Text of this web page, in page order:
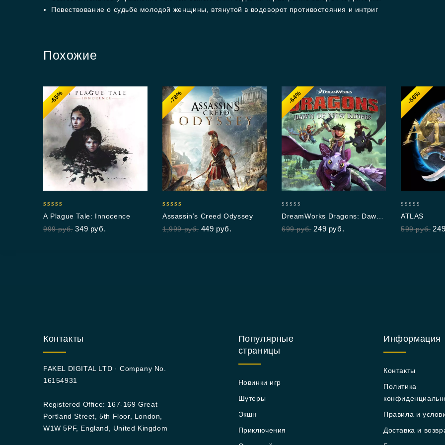
Повествование о судьбе молодой женщины, втянутой в водоворот противостояния и интриг
Похожие
-65%
out of 5
A Plague Tale: Innocence
999руб. 349 руб.
-78%
out of 5
Assassin’s Creed Odyssey
1,999руб. 449 руб.
-64%
out
of
DreamWorks Dragons: Dawn
Of New Riders
699руб. 249 руб.
-58%
out
of
ATLAS
599руб. 249
Контакты
FAKEL DIGITAL LTD · Company No.
16154931
Registered Office: 167-169 Great
Portland Street, 5th Floor, London,
W1W 5PF, England, United Kingdom
Популярные
страницы
Новинки игр
Шутеры
Экшн
Приключения
Информация
Контакты
Политика
Правила и
Доставка и